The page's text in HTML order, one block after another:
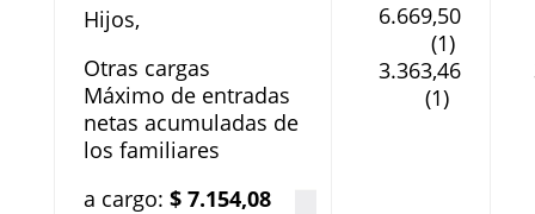
Hijos,
Otras cargas
Máximo de entradas
netas acumuladas de
los familiares
a cargo: $ 7.154,08
6.669,50
(1)
3.363,46
(1)